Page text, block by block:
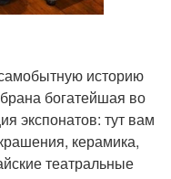
историю
богатейшая во
экспонатов: тут вам
керамика,
театральные